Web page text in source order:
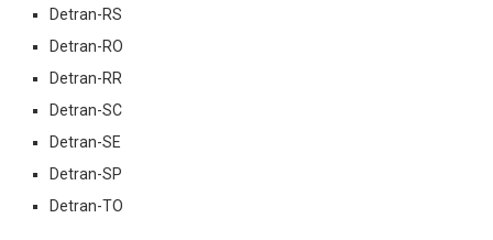
Detran-RS
Detran-RO
Detran-RR
Detran-SC
Detran-SE
Detran-SP
Detran-TO